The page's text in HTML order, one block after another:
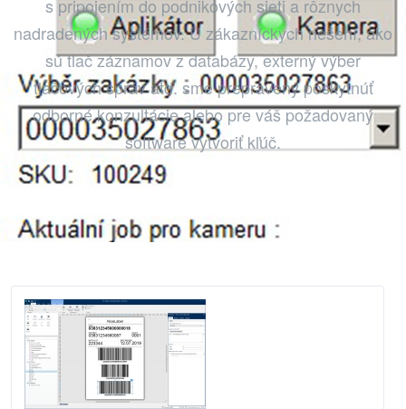
s pripojením do podnikových sieti a rôznych
nadradených systémov. U zákazníckych riešení, ako
sú tlač záznamov z databázy, externý výber
tlačových správ atď. sme prepravený poskytnúť
odborné konzultácie alebo pre váš požadovaný
software vytvoriť kľúč.